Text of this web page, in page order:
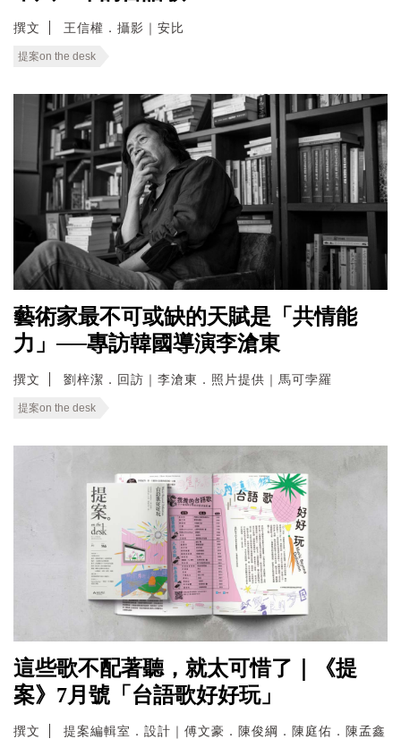
撰文 王信權．攝影｜安比
提案on the desk
藝術家最不可或缺的天賦是「共情能
力」──專訪韓國導演李滄東
撰文 劉梓潔．回訪｜李滄東．照片提供｜馬可孛羅
提案on the desk
這些歌不配著聽，就太可惜了｜《提
案》7月號「台語歌好好玩」
撰文 提案編輯室．設計｜傅文豪．陳俊綱．陳庭佑．陳孟鑫